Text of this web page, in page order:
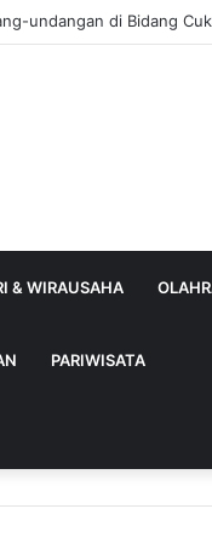
undangan di Bidang
& WIRAUSAHA
PARIWISATA